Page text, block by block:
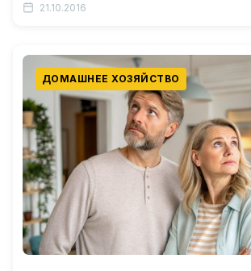
картофеля…
21.10.2016
ДОМАШНЕЕ ХОЗЯЙСТВО